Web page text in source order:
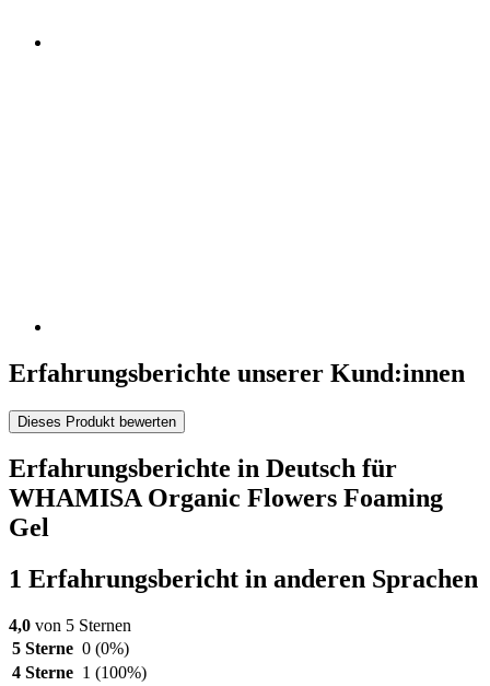
Erfahrungsberichte unserer Kund:innen
Dieses Produkt bewerten
Erfahrungsberichte in Deutsch für
WHAMISA Organic Flowers Foaming
Gel
1 Erfahrungsbericht in anderen Sprachen
4,0 von 5 Sternen
5 Sterne 0 (0%)
4 Sterne 1 (100%)